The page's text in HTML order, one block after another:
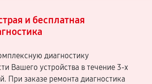
и бесплатная
диагностику
Вашего устройства в течение 3-х
При заказе ремонта диагностика